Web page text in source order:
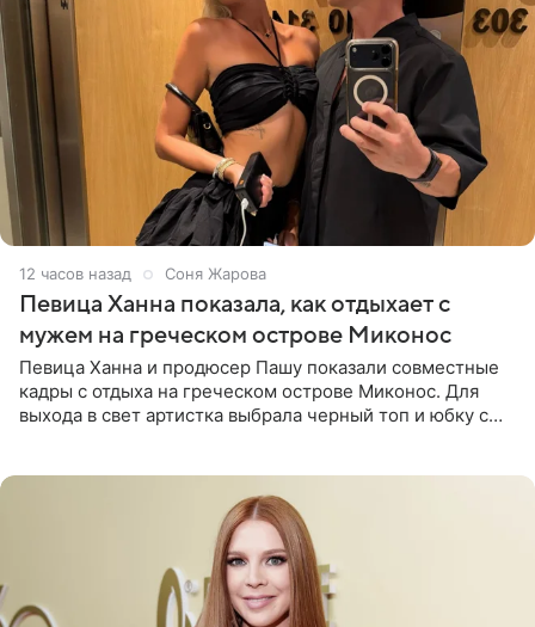
12 часов назад Соня Жарова
Певица Ханна показала, как отдыхает с
мужем на греческом острове Миконос
Певица Ханна и продюсер Пашу показали совместные
кадры с отдыха на греческом острове Миконос. Для
выхода в свет артистка выбрала черный топ и юбку с